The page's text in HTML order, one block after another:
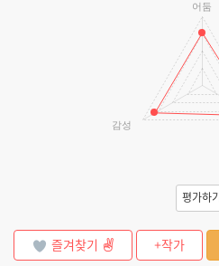
어둠
감성
평가하기
즐겨찾기 +작가